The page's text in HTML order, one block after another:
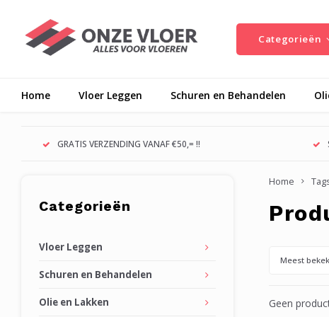
Categorieën
Home Vloer Leggen Schuren en Behandelen
GRATIS VERZENDING VANAF €50,= !!
Categorieën
Vloer Leggen
Schuren en Behandelen
Olie en Lakken
Home
Meest
Geen